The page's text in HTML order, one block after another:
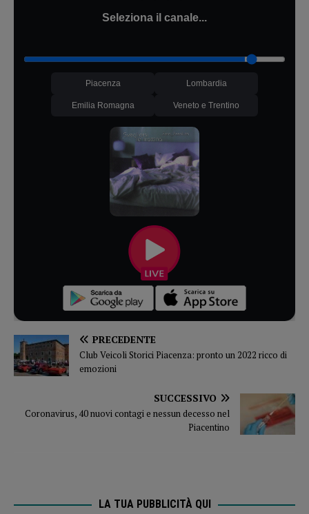
Seleziona il canale...
Piacenza Lombardia
Emilia Romagna Veneto e Trentino
PRECEDENTE
Club Veicoli Storici Piacenza: pronto un 2022 ricco di
emozioni
SUCCESSIVO
Coronavirus, 40 nuovi contagi e nessun decesso nel
Piacentino
LA TUA PUBBLICITÀ QUI